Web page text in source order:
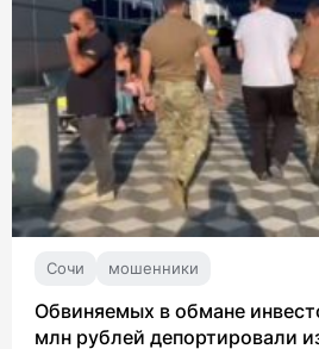
Сочи мошенники
Обвиняемых в обмане
млн рублей депортировали